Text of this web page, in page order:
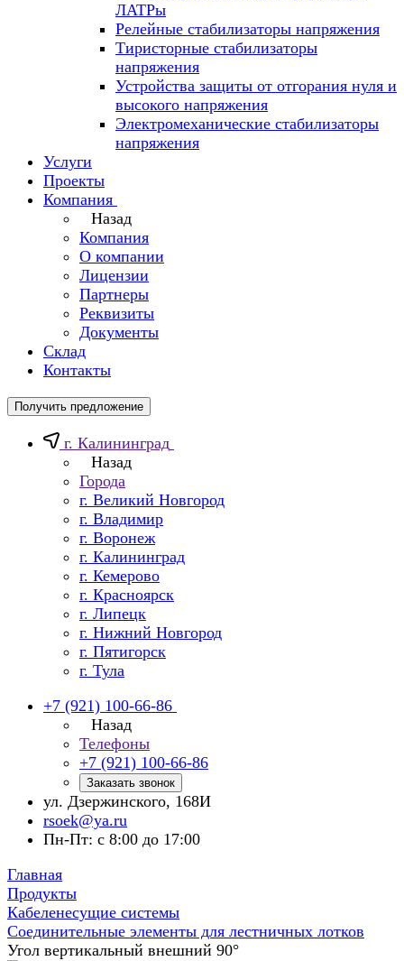
ЛАТРы
Релейные стабилизаторы напряжения
Тиристорные стабилизаторы
напряжения
Устройства защиты от отгорания нуля и
высокого напряжения
Электромеханические стабилизаторы
напряжения
Услуги
Проекты
Компания
Назад
Компания
О компании
Лицензии
Партнеры
Реквизиты
Документы
Склад
Контакты
Получить предложение
г. Калининград
Назад
Города
г. Великий Новгород
г. Владимир
г. Воронеж
г. Калининград
г. Кемерово
г. Красноярск
г. Липецк
г. Нижний Новгород
г. Пятигорск
г. Тула
+7 (921) 100-66-86
Назад
Телефоны
+7 (921) 100-66-86
Заказать звонок
ул. Дзержинского, 168И
rsoek@ya.ru
Пн-Пт: с 8:00 до 17:00
Главная
Продукты
Кабеленесущие системы
Соединительные элементы для лестничных лотков
Угол вертикальный внешний 90°